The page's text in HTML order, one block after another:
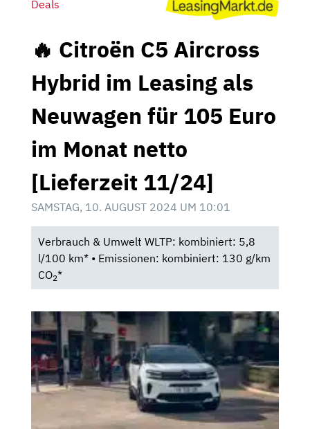
Deals
🔥 Citroën C5 Aircross
Hybrid im Leasing als
Neuwagen für 105 Euro
im Monat netto
[Lieferzeit 11/24]
SAMSTAG, 10. AUGUST 2024 UM 10:01
Verbrauch & Umwelt WLTP: kombiniert: 5,8
l/100 km* • Emissionen: kombiniert: 130 g/km
CO2*